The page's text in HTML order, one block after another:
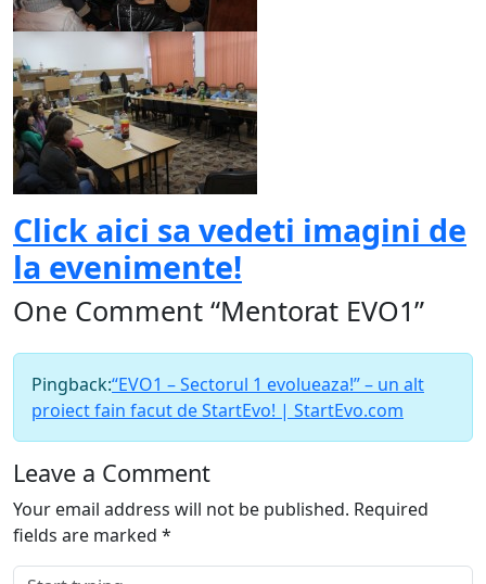
Click aici sa vedeti imagini de
la evenimente!
One Comment “Mentorat EVO1”
Pingback:“EVO1 – Sectorul 1 evolueaza!” – un alt
proiect fain facut de StartEvo! | StartEvo.com
Leave a Comment
Your email address will not be published. Required
fields are marked *